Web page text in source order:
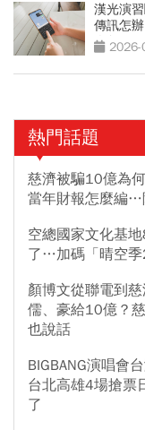
漢光演
傳訊怎
人包2026-
熱門話題
慈濟被騙10億為
當年財報怎麼編…
空總國家文化基
了…加碼「晴空
顏博文從聯電到
儒、豪給10億？
也說話
BIGBANG演唱會
台北高雄4場搶
了